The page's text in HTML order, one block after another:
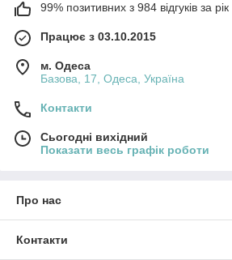
99% позитивних з 984 відгуків за рік
Працює з 03.10.2015
м. Одеса
Базова, 17, Одеса, Україна
Контакти
Сьогодні вихідний
Показати весь графік роботи
Про нас
Контакти